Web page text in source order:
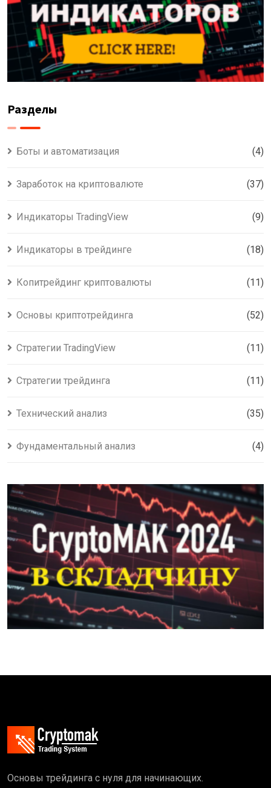
Разделы
Боты и автоматизация (4)
Заработок на криптовалюте (37)
Индикаторы TradingView (9)
Индикаторы в трейдинге (18)
Копитрейдинг криптовалюты (11)
Основы криптотрейдинга (52)
Стратегии TradingView (11)
Стратегии трейдинга (11)
Технический анализ (35)
Фундаментальный анализ (4)
Основы трейдинга с нуля для начинающих.